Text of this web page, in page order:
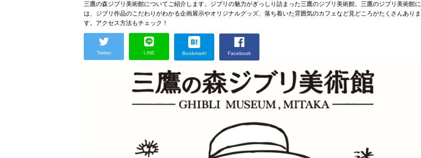
三鷹の森ジブリ美術館についてご紹介します。ジブリの魅力がぎっしり詰まった三鷹のジブリ美術館。三鷹のジブリ美術館に
は、ジブリ作品のこだわりがわかる企画展示やオリジナルグッズ、落ち着いた雰囲気のカフェなど見どころがたくさんありま
す。アクセス方法もチェック！
Twitter LINE Bookmark! Facebook